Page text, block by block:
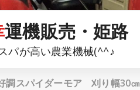
幸運機販売・姫路
パが高い農業機械(^^♪
調スパイダーモア 刈り幅30㎝